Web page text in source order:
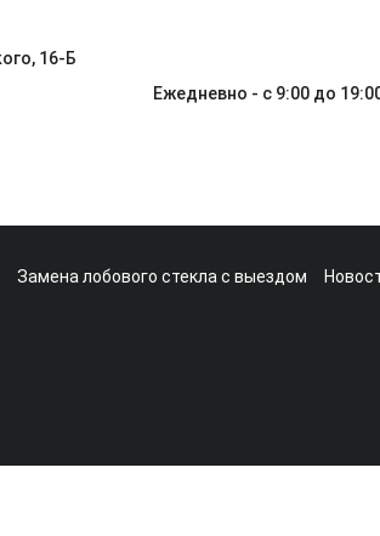
16-Б
Ежедневно - с 9:00 до
Замена лобового стекла с выездом